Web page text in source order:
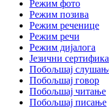
Режим фото
Режим позива
Режим реченице
Режим речи
Режим дијалога
Језични
Побољшај
Побољшај говор
Побољшај читање
Побољшај писање